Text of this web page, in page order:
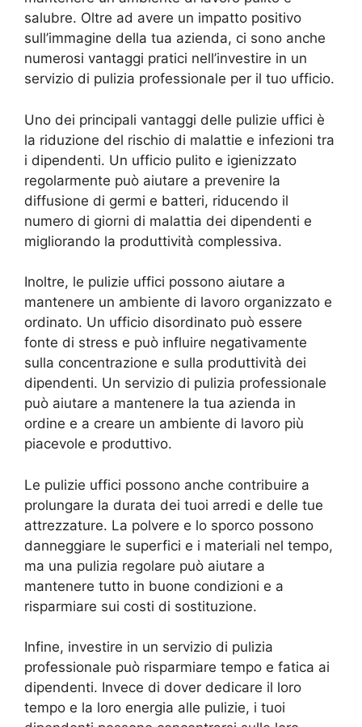
salubre. Oltre ad avere un impatto positivo
sull’immagine della tua azienda, ci sono anche
numerosi vantaggi pratici nell’investire in un
servizio di pulizia professionale per il tuo ufficio.
Uno dei principali vantaggi delle pulizie uffici è
la riduzione del rischio di malattie e infezioni tra
i dipendenti. Un ufficio pulito e igienizzato
regolarmente può aiutare a prevenire la
diffusione di germi e batteri, riducendo il
numero di giorni di malattia dei dipendenti e
migliorando la produttività complessiva.
Inoltre, le pulizie uffici possono aiutare a
mantenere un ambiente di lavoro organizzato e
ordinato. Un ufficio disordinato può essere
fonte di stress e può influire negativamente
sulla concentrazione e sulla produttività dei
dipendenti. Un servizio di pulizia professionale
può aiutare a mantenere la tua azienda in
ordine e a creare un ambiente di lavoro più
piacevole e produttivo.
Le pulizie uffici possono anche contribuire a
prolungare la durata dei tuoi arredi e delle tue
attrezzature. La polvere e lo sporco possono
danneggiare le superfici e i materiali nel tempo,
ma una pulizia regolare può aiutare a
mantenere tutto in buone condizioni e a
risparmiare sui costi di sostituzione.
Infine, investire in un servizio di pulizia
professionale può risparmiare tempo e fatica ai
dipendenti. Invece di dover dedicare il loro
tempo e la loro energia alle pulizie, i tuoi